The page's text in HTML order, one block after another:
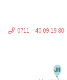
0711 – 40 09 19 80